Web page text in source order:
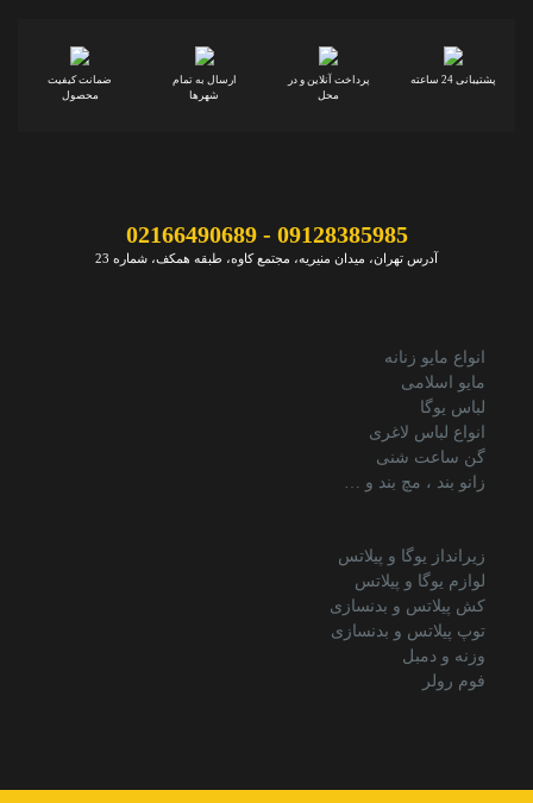
پشتیبانی 24 ساعته
پرداخت آنلاین و در
محل
ارسال به تمام
شهرها
ضمانت کیفیت
محصول
09128385985 - 02166490689
آدرس تهران، میدان منیریه، مجتمع کاوه، طبقه همکف، شماره 23
انواع مایو زنانه
مایو اسلامی
لباس یوگا
انواع لباس لاغری
گن ساعت شنی
زانو بند ، مچ بند و …
زیرانداز یوگا و پیلاتس
لوازم یوگا و پیلاتس
کش پیلاتس و بدنسازی
توپ پیلاتس و بدنسازی
وزنه و دمبل
فوم رولر